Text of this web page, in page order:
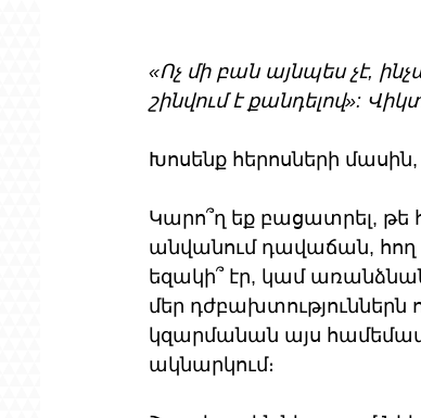
«Ոչ մի բան այնպես չէ,
շինվում է քանդելով»:
Խոսենք հերոսների
Կարո՞ղ եք բացատրել, թե
անվանում դավաճան, հող
եզակի՞ էր, կամ
մեր դժբախտություններն
կզարմանան այս
ակնարկում։